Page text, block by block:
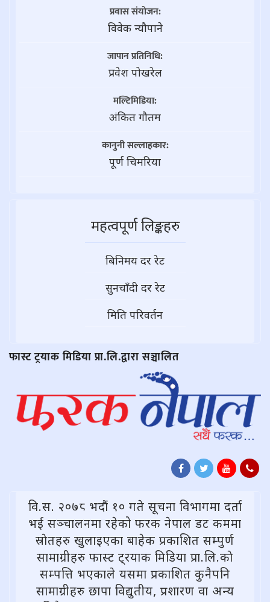
प्रवास संयोजन:
विवेक न्यौपाने
जापान प्रतिनिधि:
प्रवेश पोखरेल
मल्टिमिडिया:
अंकित गौतम
कानुनी सल्लाहकार:
पूर्ण चिमरिया
महत्वपूर्ण लिङ्कहरु
बिनिमय दर रेट
सुनचाँदी दर रेट
मिति परिवर्तन
फास्ट ट्रयाक मिडिया प्रा.लि.द्वारा सञ्चालित
वि.स. २०७८ भदौं १० गते सूचना विभागमा दर्ता
भई सञ्चालनमा रहेको फरक नेपाल डट कममा
स्राेतहरु खुलाइएका बाहेक प्रकाशित सम्पुर्ण
सामाग्रीहरु फास्ट ट्रयाक मिडिया प्रा.लि.काे
सम्पत्ति भएकाले यसमा प्रकाशित कुनैपनि
सामाग्रीहरु छापा विद्युतीय, प्रशारण वा अन्य